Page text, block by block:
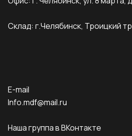
Склад: г.Челябинск, Троицкий
E-mail
Info.mdf@mail.ru
Наша группа в ВКонтакте